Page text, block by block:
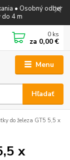
• Osobný odber
do 4 m
Menu
Hľadať
0 ks
za 0,00 €
do železa GT5 5,5 x
x